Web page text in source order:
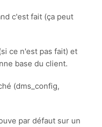
c'est fait (ça peut
ce n'est pas fait) et
base du client.
(dms_config,
par défaut sur un